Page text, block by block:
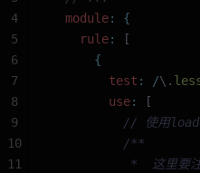
  module
:
{
    rule
:
[
      {
        test
: /\.
        use
:
[
// 使用
          /**
*  这里要
4
5
6
7
8
9
10
11